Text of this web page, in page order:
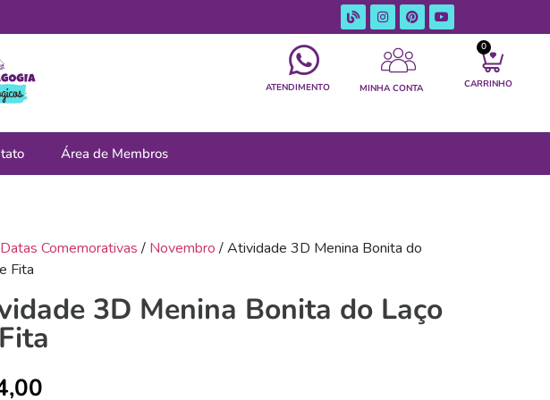
ATENDIMENTO MINHA CONTA
0
CARRINHO
Área de Membros
Datas Comemorativas / Novembro / Atividade 3D Menina Bonita do
Fita
3D Menina Bonita do Laço